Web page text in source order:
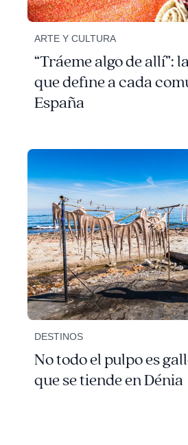
ARTE Y CULTURA
“Tráeme algo de allí”:
que define a cada
España
DESTINOS
No todo el pulpo es
que se tiende en Dénia